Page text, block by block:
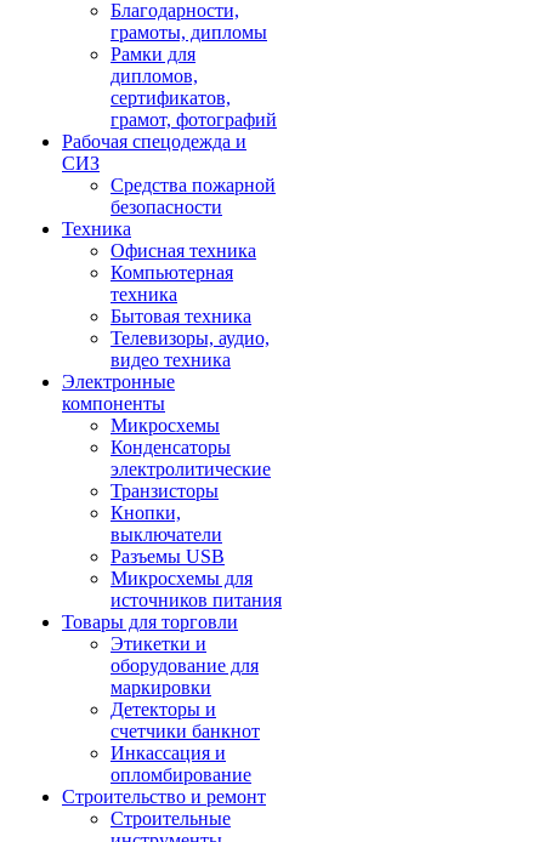
Благодарности,
грамоты, дипломы
Рамки для
дипломов,
сертификатов,
грамот, фотографий
Рабочая спецодежда и
СИЗ
Средства пожарной
безопасности
Техника
Офисная техника
Компьютерная
техника
Бытовая техника
Телевизоры, аудио,
видео техника
Электронные
компоненты
Микросхемы
Конденсаторы
электролитические
Транзисторы
Кнопки,
выключатели
Разъемы USB
Микросхемы для
источников питания
Товары для торговли
Этикетки и
оборудование для
маркировки
Детекторы и
счетчики банкнот
Инкассация и
опломбирование
Строительство и ремонт
Строительные